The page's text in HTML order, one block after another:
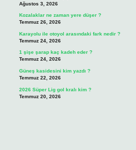
Ağustos 3, 2026
Kozalaklar ne zaman yere düşer ?
Temmuz 26, 2026
Karayolu ile otoyol arasındaki fark nedir ?
Temmuz 24, 2026
1 şişe şarap kaç kadeh eder ?
Temmuz 24, 2026
Güneş kasidesini kim yazdı ?
Temmuz 22, 2026
2026 Süper Lig gol kralı kim ?
Temmuz 20, 2026